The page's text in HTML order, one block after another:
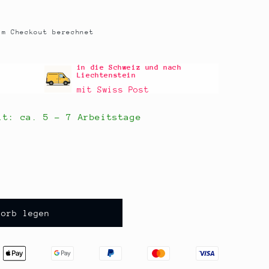
Checkout berechnet
in die Schweiz und nach
Liechtenstein
mit Swiss Post
ca. 5 - 7 Arbeitstage
legen